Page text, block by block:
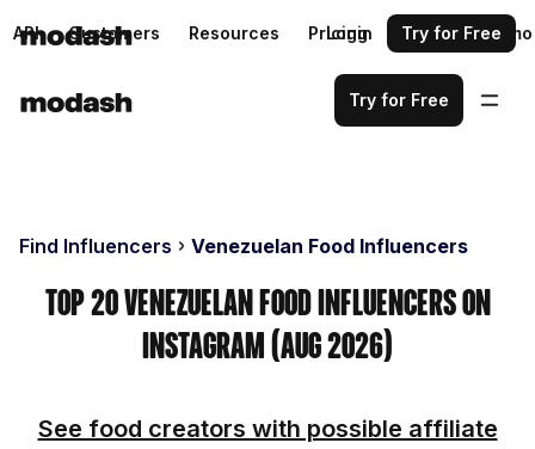
API Customers Resources Pricing Request a demo
Login Try for Free
Try for Free
Find Influencers Venezuelan Food Influencers
Top 20 Venezuelan Food Influencers on
Instagram (Aug 2026)
See food creators with possible affiliate